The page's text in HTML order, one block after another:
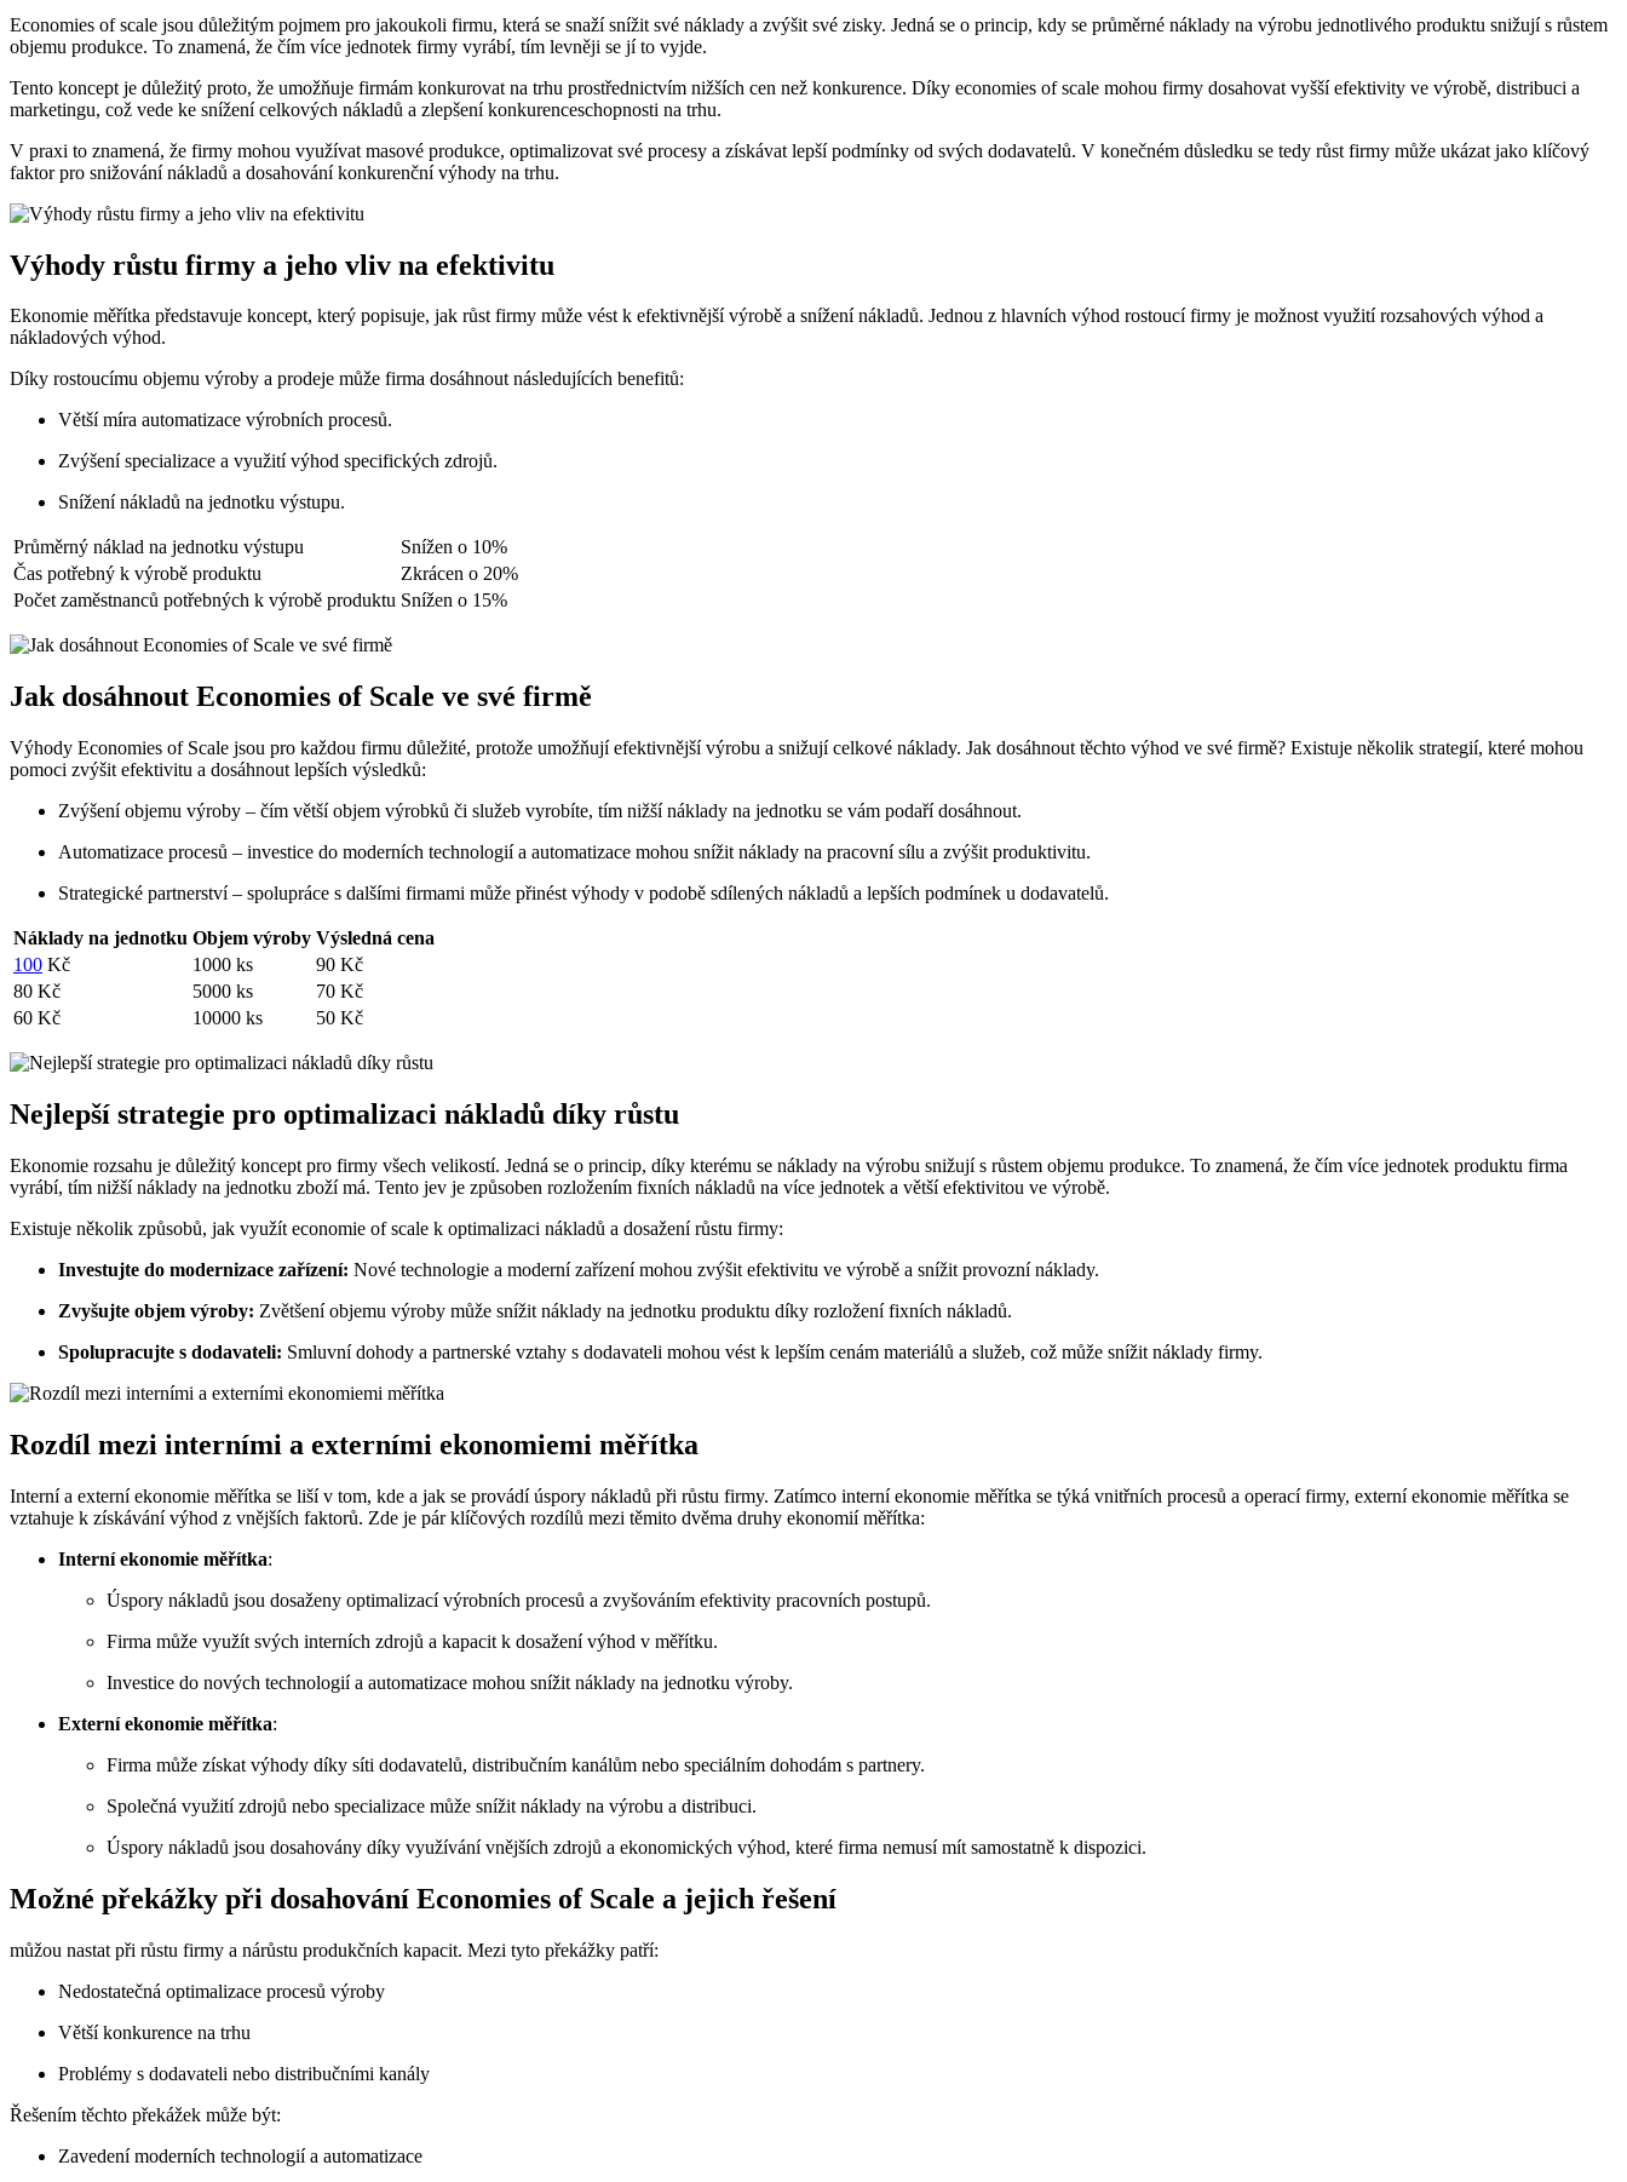
Economies of scale jsou důležitým pojmem pro jakoukoli firmu, která se snaží snížit své náklady a zvýšit své zisky. Jedná se o princip, kdy se průměrné náklady na výrobu jednotlivého produktu snižují s růstem
objemu produkce. To znamená, že čím více jednotek firmy vyrábí, tím levněji se jí to vyjde.
Tento koncept je důležitý proto, že umožňuje firmám konkurovat na trhu prostřednictvím nižších cen než konkurence. Díky economies of scale mohou firmy dosahovat vyšší efektivity ve výrobě, distribuci a
marketingu, což vede ke snížení celkových nákladů a zlepšení konkurenceschopnosti na trhu.
V praxi to znamená, že firmy mohou využívat masové produkce, optimalizovat své procesy a získávat lepší podmínky od svých dodavatelů. V konečném důsledku se tedy růst firmy může ukázat jako klíčový
faktor pro snižování nákladů a dosahování konkurenční výhody na trhu.
Výhody růstu firmy a jeho vliv na efektivitu
Ekonomie měřítka představuje koncept, který popisuje, jak růst firmy může vést k efektivnější výrobě a snížení nákladů. Jednou z hlavních výhod rostoucí firmy je možnost využití rozsahových výhod a
nákladových výhod.
Díky rostoucímu objemu výroby a prodeje může firma dosáhnout následujících benefitů:
Větší míra automatizace výrobních procesů.
Zvýšení specializace a využití výhod specifických zdrojů.
Snížení nákladů na jednotku výstupu.
Průměrný náklad na jednotku výstupu
Snížen o 10%
Čas potřebný k výrobě produktu
Zkrácen o 20%
Počet zaměstnanců potřebných k výrobě produktu Snížen o 15%
Jak dosáhnout Economies of Scale ve své firmě
Výhody Economies of Scale jsou pro každou firmu důležité, protože umožňují efektivnější výrobu a snižují celkové náklady. Jak dosáhnout těchto výhod ve své firmě? Existuje několik strategií, které mohou
pomoci zvýšit efektivitu a dosáhnout lepších výsledků:
Zvýšení objemu výroby – čím větší objem výrobků či služeb vyrobíte, tím nižší náklady na jednotku se vám podaří dosáhnout.
Automatizace procesů – investice do moderních technologií a automatizace mohou snížit náklady na pracovní sílu a zvýšit produktivitu.
Strategické partnerství – spolupráce s dalšími firmami může přinést výhody v podobě sdílených nákladů a lepších podmínek u dodavatelů.
Náklady na jednotku Objem výroby Výsledná cena
100 Kč 1000 ks
90 Kč
80 Kč
5000 ks
70 Kč
60 Kč
10000 ks 50 Kč
Nejlepší strategie pro optimalizaci nákladů díky růstu
Ekonomie rozsahu je důležitý koncept pro firmy všech velikostí. Jedná se o princip, díky kterému se náklady na výrobu snižují s růstem objemu produkce. To znamená, že čím více jednotek produktu firma
vyrábí, tím nižší náklady na jednotku zboží má. Tento jev je způsoben rozložením fixních nákladů na více jednotek a větší efektivitou ve výrobě.
Existuje několik způsobů, jak využít economie of scale k optimalizaci nákladů a dosažení růstu firmy:
Investujte do modernizace zařízení: Nové technologie a moderní zařízení mohou zvýšit efektivitu ve výrobě a snížit provozní náklady.
Zvyšujte objem výroby: Zvětšení objemu výroby může snížit náklady na jednotku produktu díky rozložení fixních nákladů.
Spolupracujte s dodavateli: Smluvní dohody a partnerské vztahy s dodavateli mohou vést k lepším cenám materiálů a služeb, což může snížit náklady firmy.
Rozdíl mezi interními a externími ekonomiemi měřítka
Interní a externí ekonomie měřítka se liší v tom, kde a jak se provádí úspory nákladů při růstu firmy. Zatímco interní ekonomie měřítka se týká vnitřních procesů a operací firmy, externí ekonomie měřítka se
vztahuje k získávání výhod z vnějších faktorů. Zde je pár klíčových rozdílů mezi těmito dvěma druhy ekonomií měřítka:
Interní ekonomie měřítka:
Úspory nákladů jsou dosaženy optimalizací výrobních procesů a zvyšováním efektivity pracovních postupů.
Firma může využít svých interních zdrojů a kapacit k dosažení výhod v měřítku.
Investice do nových technologií a automatizace mohou snížit náklady na jednotku výroby.
Externí ekonomie měřítka:
Firma může získat výhody díky síti dodavatelů, distribučním kanálům nebo speciálním dohodám s partnery.
Společná využití zdrojů nebo specializace může snížit náklady na výrobu a distribuci.
Úspory nákladů jsou dosahovány díky využívání vnějších zdrojů a ekonomických výhod, které firma nemusí mít samostatně k dispozici.
Možné překážky při dosahování Economies of Scale a jejich řešení
můžou nastat při růstu firmy a nárůstu produkčních kapacit. Mezi tyto překážky patří:
Nedostatečná optimalizace procesů výroby
Větší konkurence na trhu
Problémy s dodavateli nebo distribučními kanály
Řešením těchto překážek může být:
Zavedení moderních technologií a automatizace